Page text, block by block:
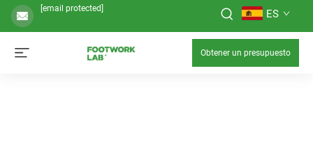
[email protected] ES
Obtener un presupuesto